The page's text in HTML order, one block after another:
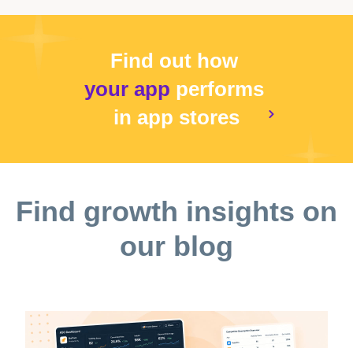
Find out how
your app performs
in app stores
Find growth insights on
our blog